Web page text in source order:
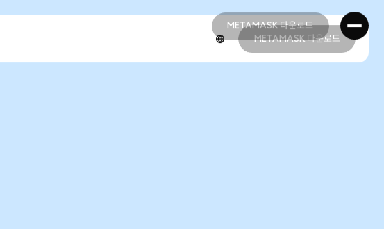
METAMASK 다운로드
METAMASK 다운로드
METAMASK 다운로드